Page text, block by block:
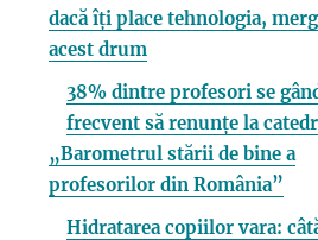
dacă îți place tehnologia,
acest drum
38% dintre profesori se
frecvent să renunțe la
„Barometrul stării de bine a
profesorilor din România”
Hidratarea copiilor vara: